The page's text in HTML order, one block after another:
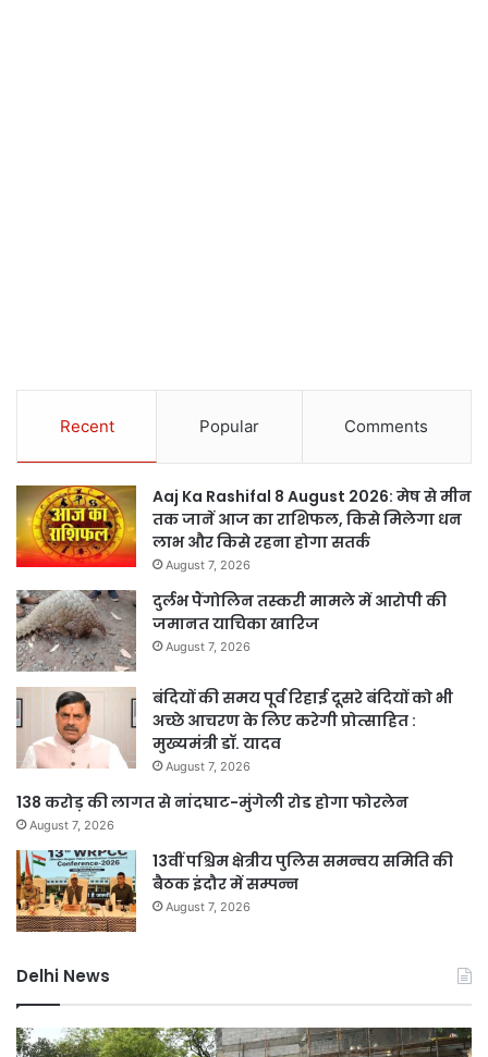
Recent Popular Comments
Aaj Ka Rashifal 8 August 2026: मेष से मीन
तक जानें आज का राशिफल, किसे मिलेगा धन
लाभ और किसे रहना होगा सतर्क
August 7, 2026
दुर्लभ पैंगोलिन तस्करी मामले में आरोपी की
जमानत याचिका खारिज
August 7, 2026
बंदियों की समय पूर्व रिहाई दूसरे बंदियों को भी
अच्छे आचरण के लिए करेगी प्रोत्साहित :
मुख्यमंत्री डॉ. यादव
August 7, 2026
138 करोड़ की लागत से नांदघाट-मुंगेली रोड होगा फोरलेन
August 7, 2026
13वीं पश्चिम क्षेत्रीय पुलिस समन्वय समिति की
बैठक इंदौर में सम्पन्न
August 7, 2026
Delhi News
दिल्ली